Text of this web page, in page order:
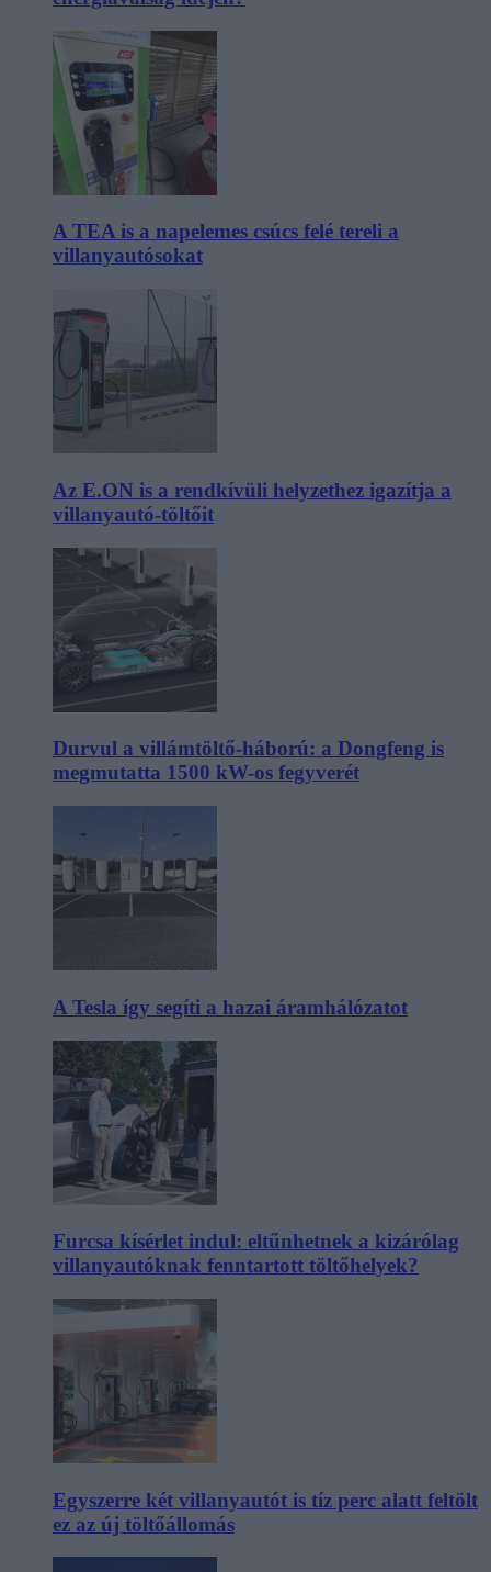
A TEA is a napelemes csúcs felé tereli a
villanyautósokat
Az E.ON is a rendkívüli helyzethez igazítja a
villanyautó-töltőit
Durvul a villámtöltő-háború: a Dongfeng is
megmutatta 1500 kW-os fegyverét
A Tesla így segíti a hazai áramhálózatot
Furcsa kísérlet indul: eltűnhetnek a kizárólag
villanyautóknak fenntartott töltőhelyek?
Egyszerre két villanyautót is tíz perc alatt feltölt
ez az új töltőállomás